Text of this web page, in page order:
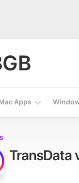
Apps
开
TransData